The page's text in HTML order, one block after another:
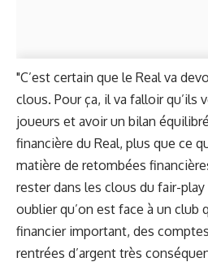
"C’est certain que le Real va
clous. Pour ça, il va falloir qu’ils
joueurs et avoir un bilan
financière du Real, plus que ce
matière de retombées
rester dans les clous du fair-
oublier qu’on est face à un club
financier important, des
rentrées d’argent très